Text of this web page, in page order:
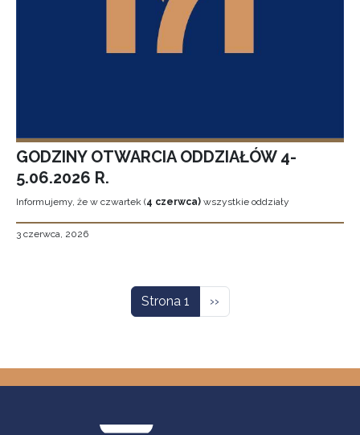
GODZINY OTWARCIA ODDZIAŁÓW 4-
5.06.2026 R.
Informujemy, że w czwartek (4 czerwca) wszystkie oddziały
3 czerwca, 2026
Strona 1 Następna strona
››